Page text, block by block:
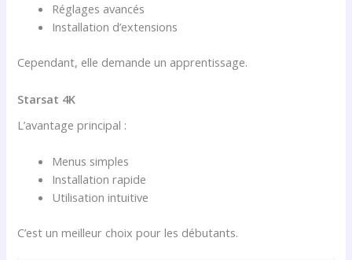
Réglages avancés
Installation d’extensions
Cependant, elle demande un apprentissage.
Starsat 4K
L’avantage principal :
Menus simples
Installation rapide
Utilisation intuitive
C’est un meilleur choix pour les débutants.